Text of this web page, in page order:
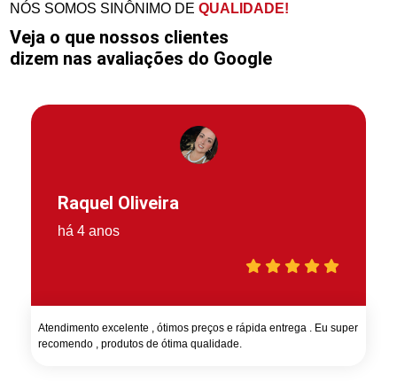
NÓS SOMOS SINÔNIMO DEQUALIDADE!
Veja o que nossos clientes
dizem nas avaliações do Google
Raquel Oliveira
há 4 anos
Atendimento excelente , ótimos preços e rápida entrega . Eu super
recomendo , produtos de ótima qualidade.